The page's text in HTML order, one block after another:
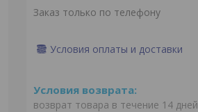
Заказ только по телефону
Условия оплаты и доставки
возврат товара в течение 14 дней